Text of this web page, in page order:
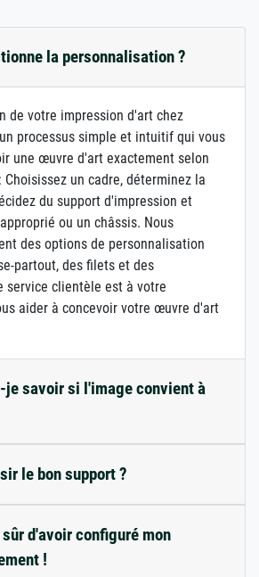
la personnalisation ?
de votre impression d'art chez
processus simple et intuitif qui vous
une œuvre d'art exactement selon
un cadre, déterminez la
du support d'impression et
ou un châssis. Nous
des options de personnalisation
partout, des filets et des
service clientèle est à votre
aider à concevoir votre œuvre d'art
je savoir si l'image convient à
le bon support ?
d'avoir configuré mon
!